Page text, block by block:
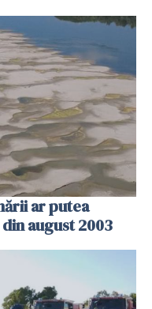
ar putea
august 2003